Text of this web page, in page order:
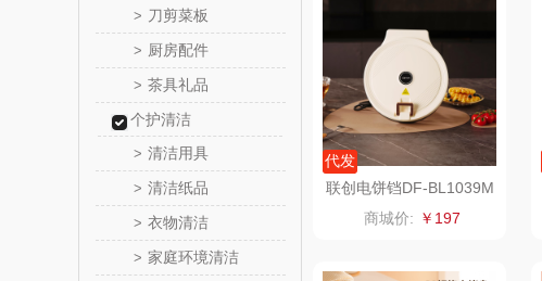
> 刀剪菜板
> 厨房配件
> 茶具礼品
个护清洁
> 清洁用具
> 清洁纸品
> 衣物清洁
> 家庭环境清洁
索爱（个护类）
丸美
果兹
LK
代发
联创电饼铛DF-BL1039M
商城价: ￥197